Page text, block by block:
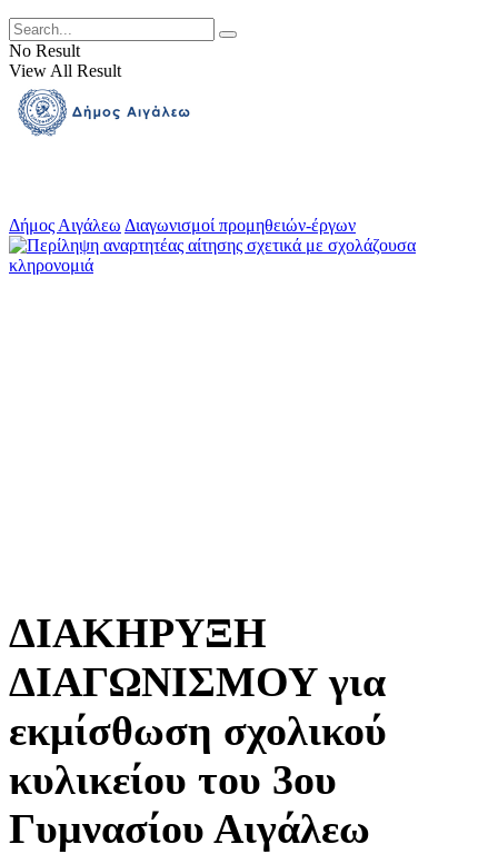
No Result
View All Result
Δήμος Αιγάλεω Διαγωνισμοί προμηθειών-έργων
ΔΙΑΚΗΡΥΞΗ
ΔΙΑΓΩΝΙΣΜΟΥ για
εκμίσθωση σχολικού
κυλικείου του 3ου
Γυμνασίου Αιγάλεω